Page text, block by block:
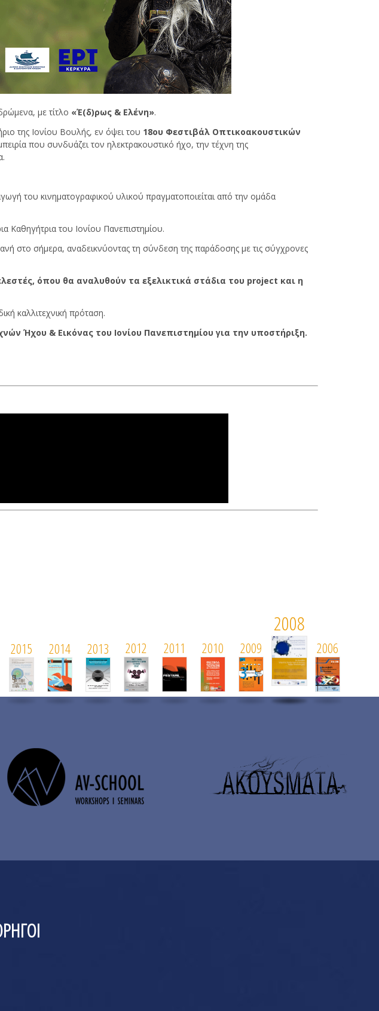
με τίτλο «Έ(δ)ρως & Ελένη».
της Ιονίου Βουλής, εν όψει του 18ου Φεστιβάλ Οπτικοακουστικών
που συνδυάζει τον ηλεκτρακουστικό ήχο, την τέχνη της
του κινηματογραφικού υλικού πραγματοποιείται από την ομάδα
Καθηγήτρια του Ιονίου Πανεπιστημίου.
στο σήμερα, αναδεικνύοντας τη σύνδεση της παράδοσης με τις σύγχρονες
όπου θα αναλυθούν τα εξελικτικά στάδια του project και η
καλλιτεχνική πρόταση.
Ήχου & Εικόνας του Ιονίου Πανεπιστημίου για την υποστήριξη.
2015 2014 2013 2012 2011 2010 2009
2008
2006